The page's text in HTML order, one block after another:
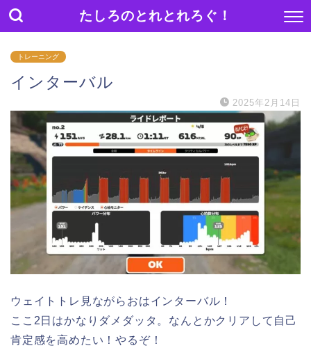
たしろのとれとれろぐ！
トレーニング
インターバル
2025年2月14日
ウェイトトレ見ながらおはインターバル！
ここ2日はかなりダメダッタ。なんとかクリアして自己
肯定感を高めたい！やるぞ！